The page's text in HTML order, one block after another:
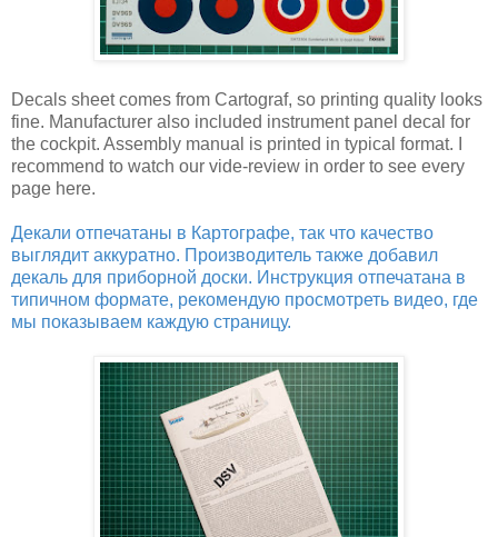
Decals sheet comes from Cartograf, so printing quality looks
fine. Manufacturer also included instrument panel decal for
the cockpit. Assembly manual is printed in typical format. I
recommend to watch our vide-review in order to see every
page here.
Декали отпечатаны в Картографе, так что качество
выглядит аккуратно. Производитель также добавил
декаль для приборной доски. Инструкция отпечатана в
типичном формате, рекомендую просмотреть видео, где
мы показываем каждую страницу.